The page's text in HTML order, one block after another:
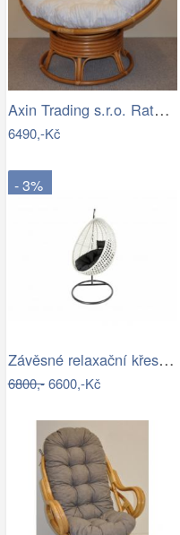
Axin Trading s.r.o. Ratanový papasan…
6490,-Kč
- 3%
Závěsné relaxační křeslo CANDY
6800,-6600,-Kč